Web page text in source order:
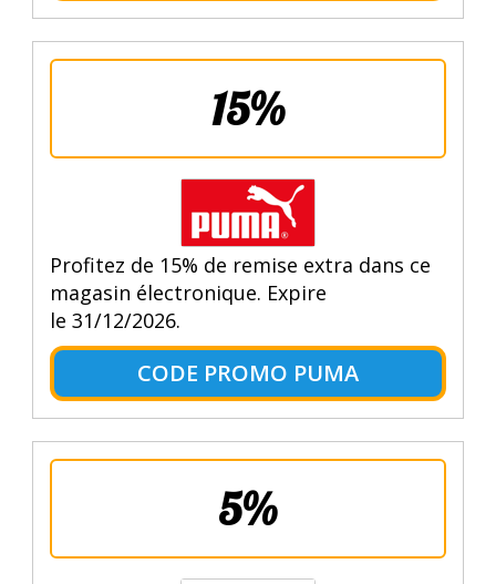
15%
Profitez de 15% de remise extra dans ce
magasin électronique. Expire
le 31/12/2026.
CODE PROMO PUMA
5%